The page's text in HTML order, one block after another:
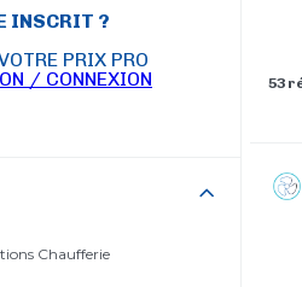
INSCRIT ?
PRIX PRO
/ CONNEXION
Chaufferie
53